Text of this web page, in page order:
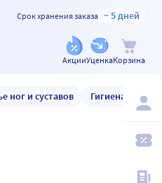
Срок хранения заказа ~ 5 дней
АкцииУценкаКорзина
ног и суставов Гигиена и уход